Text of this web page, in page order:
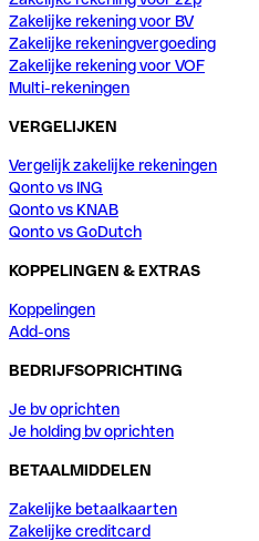
Zakelijke rekening voor BV
Zakelijke rekeningvergoeding
Zakelijke rekening voor VOF
Multi-rekeningen
VERGELIJKEN
Vergelijk zakelijke rekeningen
Qonto vs ING
Qonto vs KNAB
Qonto vs GoDutch
KOPPELINGEN & EXTRAS
Koppelingen
Add-ons
BEDRIJFSOPRICHTING
Je bv oprichten
Je holding bv oprichten
BETAALMIDDELEN
Zakelijke betaalkaarten
Zakelijke creditcard